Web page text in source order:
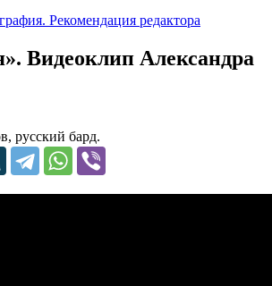
Рекомендация редактора
Видеоклип Александра
русский бард.